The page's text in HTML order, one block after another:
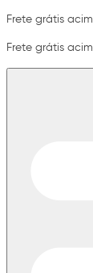
Frete grátis
Frete grátis